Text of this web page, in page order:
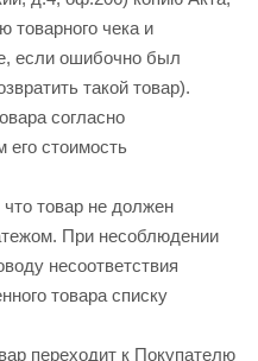
товарного чека и
если ошибочно был
такой товар).
согласно
его стоимость
товар не должен
При несоблюдении
несоответствия
товара списку
переходит к Покупателю